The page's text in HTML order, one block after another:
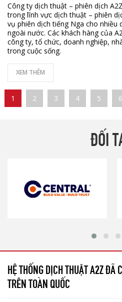
Công ty dịch thuật – phiên dịch
trong lĩnh vực dịch thuật – phiên
vụ phiên dịch tiếng Nga cho nhiều
ngoài nước. Các khách hàng của
công ty, tổ chức, doanh nghiệp,
trong cuộc sống.
XEM THÊM
Pages
1 2 3 4 5 6
ĐỐI
HỆ THỐNG DỊCH THUẬT A2Z ĐÃ
TRÊN TOÀN QUỐC